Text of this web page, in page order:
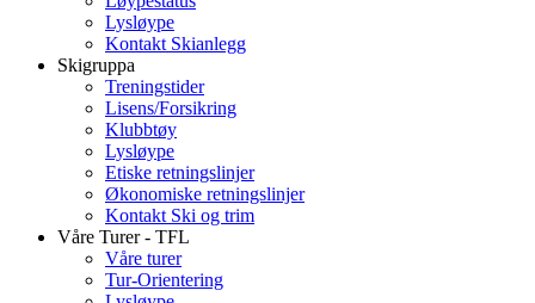
Lysløype
Kontakt Skianlegg
Skigruppa
Treningstider
Lisens/Forsikring
Klubbtøy
Lysløype
Etiske retningslinjer
Økonomiske retningslinjer
Kontakt Ski og trim
Våre Turer - TFL
Våre turer
Tur-Orientering